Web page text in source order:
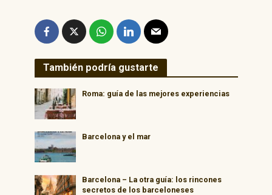
También podría gustarte
Roma: guía de las mejores experiencias
Barcelona y el mar
Barcelona – La otra guía: los rincones
secretos de los barceloneses